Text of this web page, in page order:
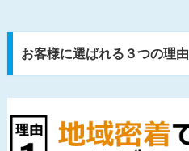
お客様に選ばれる３つの理由